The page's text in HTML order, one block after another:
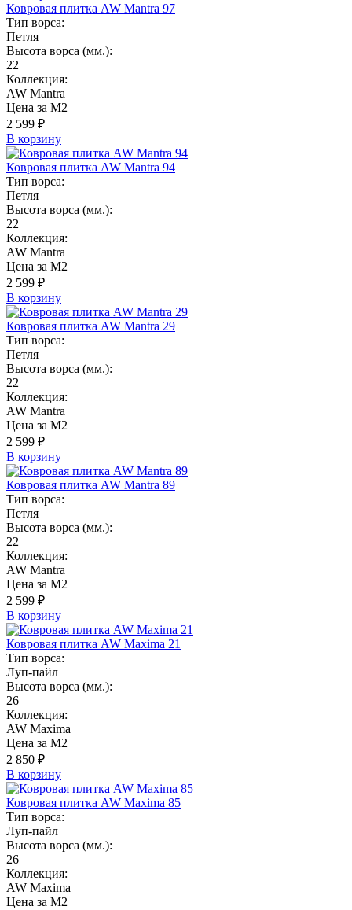
Ковровая плитка AW Mantra 97
Тип ворса:
Петля
Высота ворса (мм.):
22
Коллекция:
AW Mantra
Цена за М2
2 599 ₽
В корзину
Ковровая плитка AW Mantra 94
Тип ворса:
Петля
Высота ворса (мм.):
22
Коллекция:
AW Mantra
Цена за М2
2 599 ₽
В корзину
Ковровая плитка AW Mantra 29
Тип ворса:
Петля
Высота ворса (мм.):
22
Коллекция:
AW Mantra
Цена за М2
2 599 ₽
В корзину
Ковровая плитка AW Mantra 89
Тип ворса:
Петля
Высота ворса (мм.):
22
Коллекция:
AW Mantra
Цена за М2
2 599 ₽
В корзину
Ковровая плитка AW Maxima 21
Тип ворса:
Луп-пайл
Высота ворса (мм.):
26
Коллекция:
AW Maxima
Цена за М2
2 850 ₽
В корзину
Ковровая плитка AW Maxima 85
Тип ворса:
Луп-пайл
Высота ворса (мм.):
26
Коллекция:
AW Maxima
Цена за М2